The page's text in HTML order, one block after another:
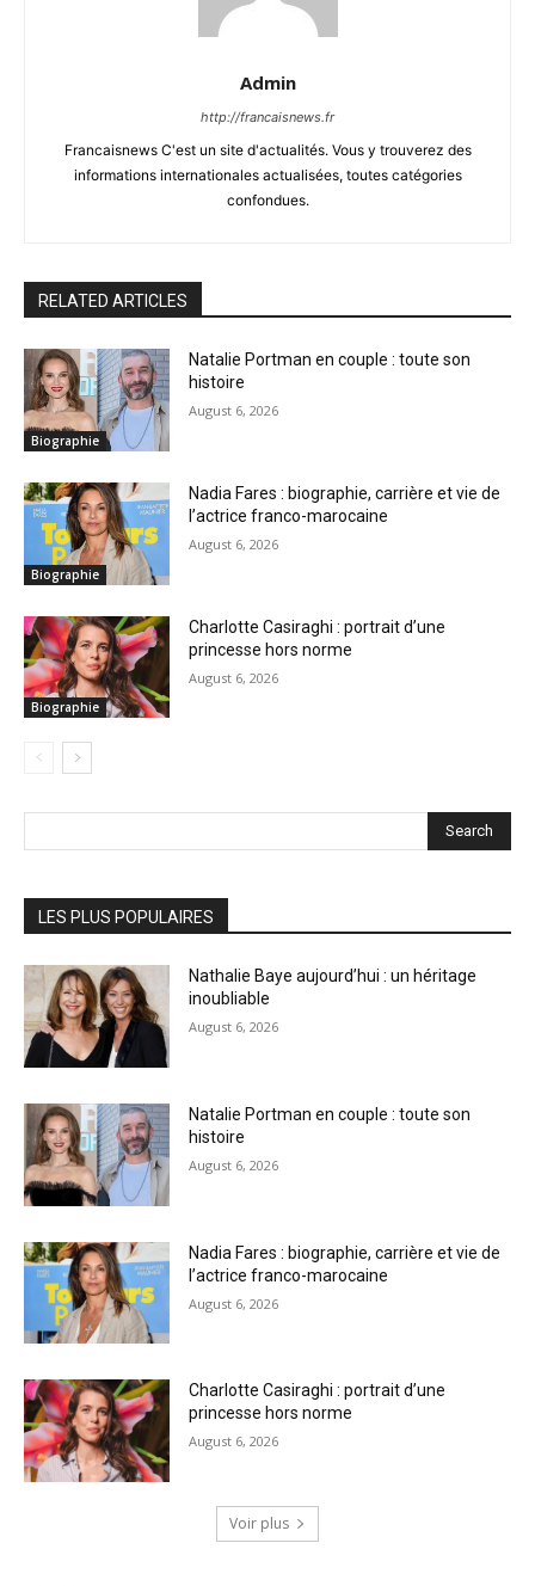
Admin
http://francaisnews.fr
Francaisnews C'est un site d'actualités. Vous y trouverez des
informations internationales actualisées, toutes catégories
confondues.
RELATED ARTICLES
Biographie
Natalie Portman en couple : toute son
histoire
August 6, 2026
Biographie
Nadia Fares : biographie, carrière et vie de
l’actrice franco-marocaine
August 6, 2026
Biographie
Charlotte Casiraghi : portrait d’une
princesse hors norme
August 6, 2026
Search
LES PLUS POPULAIRES
Nathalie Baye aujourd’hui : un héritage
inoubliable
August 6, 2026
Natalie Portman en couple : toute son
histoire
August 6, 2026
Nadia Fares : biographie, carrière et vie de
l’actrice franco-marocaine
August 6, 2026
Charlotte Casiraghi : portrait d’une
princesse hors norme
August 6, 2026
Voir plus